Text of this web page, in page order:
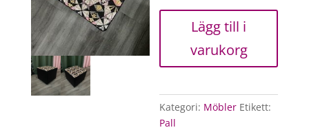
mängd
Lägg till i
varukorg
Kategori: Möbler Etikett:
Pall